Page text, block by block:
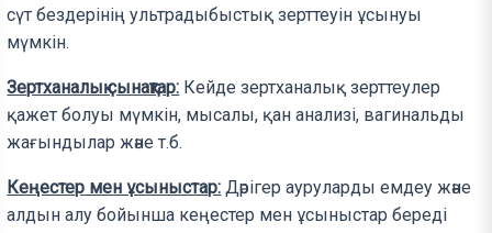
сүт бездерінің ультрадыбыстық зерттеуін ұсынуы
мүмкін.
Зертханалық сынақтар: Кейде зертханалық зерттеулер
қажет болуы мүмкін, мысалы, қан анализі, вагинальды
жағындылар және т.б.
Кеңестер мен ұсыныстар: Дәрігер ауруларды емдеу және
алдын алу бойынша кеңестер мен ұсыныстар береді